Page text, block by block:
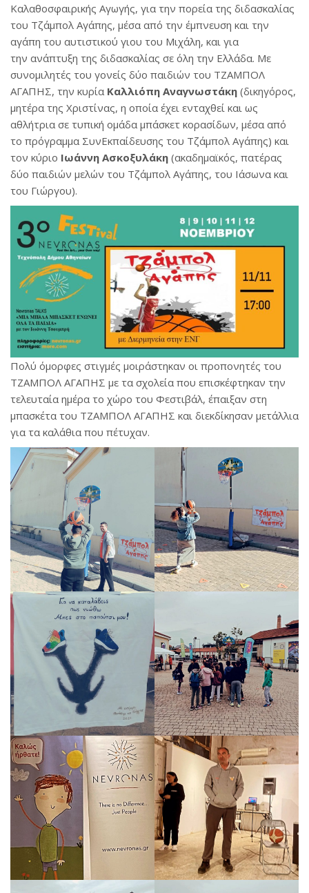
Καλαθοσφαιρικής Αγωγής, για την πορεία της διδασκαλίας
του Τζάμπολ Αγάπης, μέσα από την έμπνευση και την
αγάπη του αυτιστικού γιου του Μιχάλη, και για
την ανάπτυξη της διδασκαλίας σε όλη την Ελλάδα. Με
συνομιλητές του γονείς δύο παιδιών του ΤΖΑΜΠΟΛ
ΑΓΑΠΗΣ, την κυρία Καλλιόπη Αναγνωστάκη (δικηγόρος,
μητέρα της Χριστίνας, η οποία έχει ενταχθεί και ως
αθλήτρια σε τυπική ομάδα μπάσκετ κορασίδων, μέσα από
το πρόγραμμα ΣυνΕκπαίδευσης του Τζάμπολ Αγάπης) και
τον κύριο Ιωάννη Ασκοξυλάκη (ακαδημαϊκός, πατέρας
δύο παιδιών μελών του Τζάμπολ Αγάπης, του Ιάσωνα και
του Γιώργου).
Πολύ όμορφες στιγμές μοιράστηκαν οι προπονητές του
ΤΖΑΜΠΟΛ ΑΓΑΠΗΣ με τα σχολεία που επισκέφτηκαν την
τελευταία ημέρα το χώρο του Φεστιβάλ, έπαιξαν στη
μπασκέτα του ΤΖΑΜΠΟΛ ΑΓΑΠΗΣ και διεκδίκησαν μετάλλια
για τα καλάθια που πέτυχαν.